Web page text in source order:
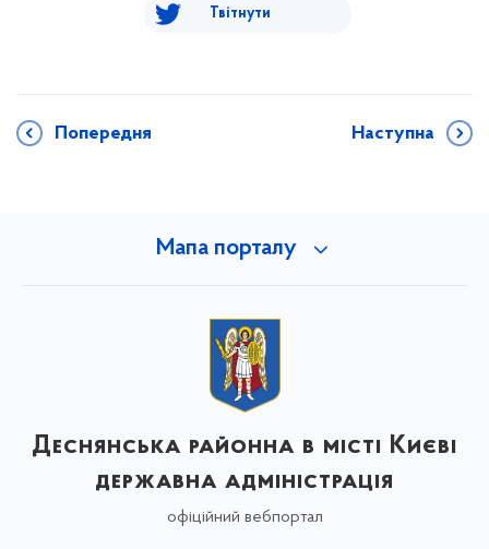
Твітнути
Попередня Наступна
Мапа порталу
Деснянська районна в місті Києві
державна адміністрація
офіційний вебпортал